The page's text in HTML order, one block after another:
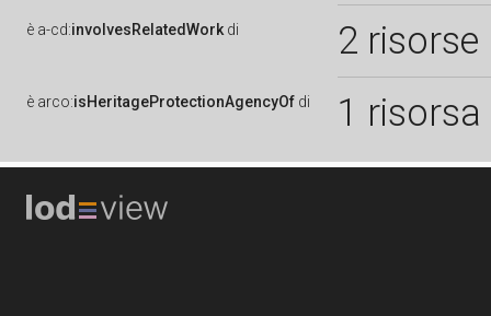
è a-cd:involvesRelatedWork di 2 risorse
è arco:isHeritageProtectionAgencyOf di 1 risorsa